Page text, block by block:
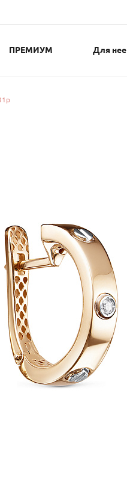
ПРЕМИУМ Для нее